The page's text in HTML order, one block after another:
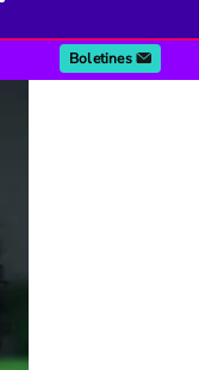
Boletines